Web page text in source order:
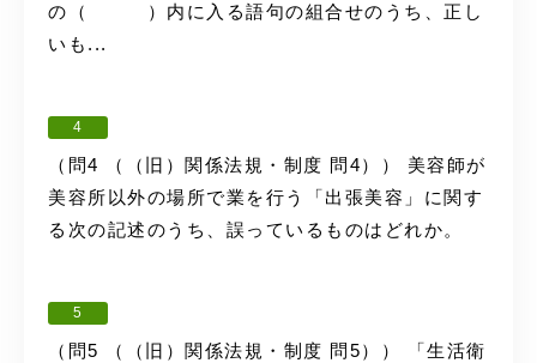
の（ ）内に入る語句の組合せのうち、正し
いも...
4
（問4 （（旧）関係法規・制度 問4）） 美容師が
美容所以外の場所で業を行う「出張美容」に関す
る次の記述のうち、誤っているものはどれか。
5
（問5 （（旧）関係法規・制度 問5）） 「生活衛